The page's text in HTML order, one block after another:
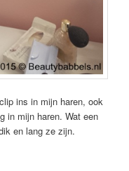
ins in mijn haren, ook
in mijn haren. Wat een
en lang ze zijn.